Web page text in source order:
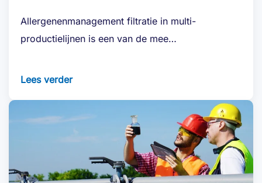
Allergenenmanagement filtratie in multi-
productielijnen is een van de mee…
Lees verder